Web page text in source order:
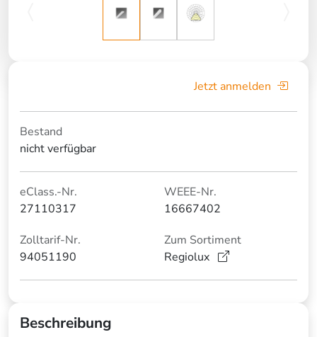
Jetzt anmelden
Bestand
nicht verfügbar
eClass.-Nr.
27110317
WEEE-Nr.
16667402
Zolltarif-Nr.
94051190
Zum Sortiment
Regiolux
Beschreibung